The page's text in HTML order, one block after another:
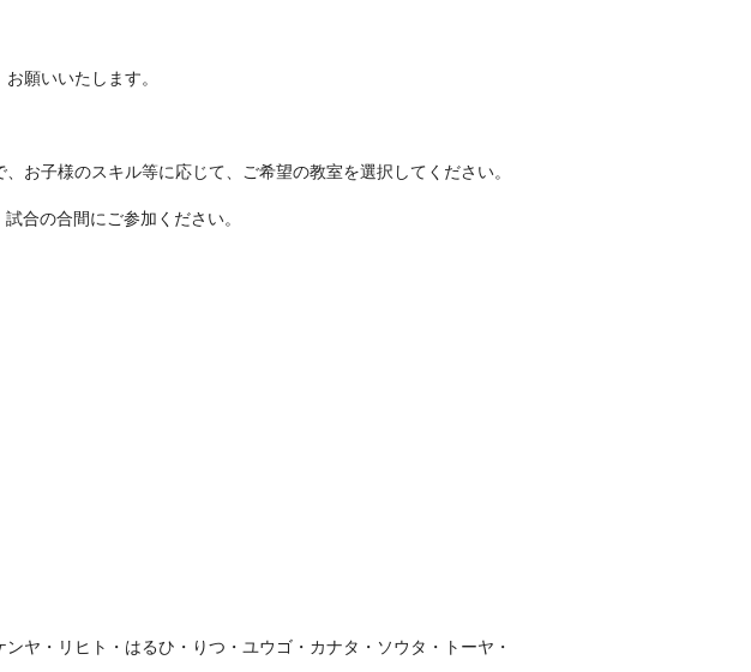
願いいたします。
お子様のスキル等に応じて、ご希望の教室を選択してください。
合の合間にご参加ください。
ヤ・リヒト・はるひ・りつ・ユウゴ・カナタ・ソウタ・トーヤ・